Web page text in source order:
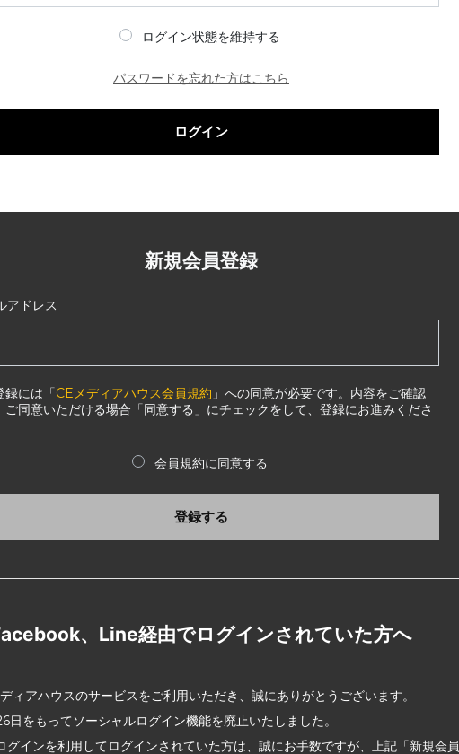
ログイン状態を維持する
パスワードを忘れた方はこちら
ログイン
新規会員登録
アドレス
録には「CEメディアハウス会員規約 」への同意が必要です。内容をご確認
ご同意いただける場合「同意する」にチェックをして、登録にお進みくださ
会員規約に同意する
登録する
、Line経由でログインされていた方へ
ィアハウスのサービスをご利用いただき、誠にありがとうございます。
日をもってソーシャルログイン機能を廃止いたしました。
グインを利用してログインされていた方は、誠にお手数ですが、上記「新規会員